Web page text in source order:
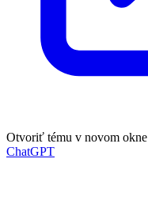
Otvoriť tému v novom okne
ChatGPT